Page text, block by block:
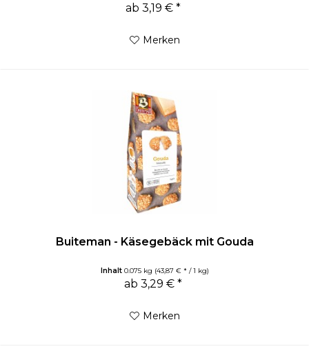
ab 3,19 € *
Merken
Buiteman - Käsegebäck mit Gouda
Inhalt 0.075 kg (43,87 € * / 1 kg)
ab 3,29 € *
Merken